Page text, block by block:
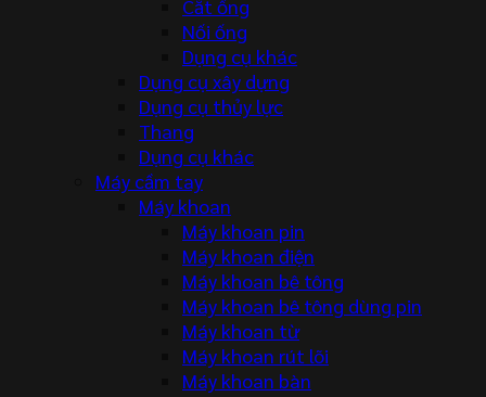
Cắt ống
Nối ống
Dụng cụ khác
Dụng cụ xây dựng
Dụng cụ thủy lực
Thang
Dụng cụ khác
Máy cầm tay
Máy khoan
Máy khoan pin
Máy khoan điện
Máy khoan bê tông
Máy khoan bê tông dùng pin
Máy khoan từ
Máy khoan rút lõi
Máy khoan bàn